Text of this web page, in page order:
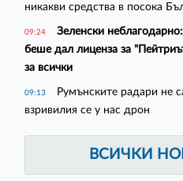
никакви средства в посока
09:24
Зеленски
беше дал лиценза за
за всички
09:13
Румънските радари не
взривилия се у нас дрон
ВСИЧКИ